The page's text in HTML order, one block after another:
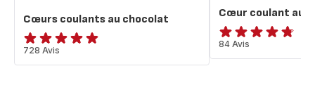
Cœurs coulants au chocolat
ratings.4.8
728 Avis
Cœur coulant au
ratings.4.7
84 Avis